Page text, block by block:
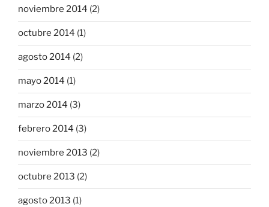
noviembre 2014 (2)
octubre 2014 (1)
agosto 2014 (2)
mayo 2014 (1)
marzo 2014 (3)
febrero 2014 (3)
noviembre 2013 (2)
octubre 2013 (2)
agosto 2013 (1)